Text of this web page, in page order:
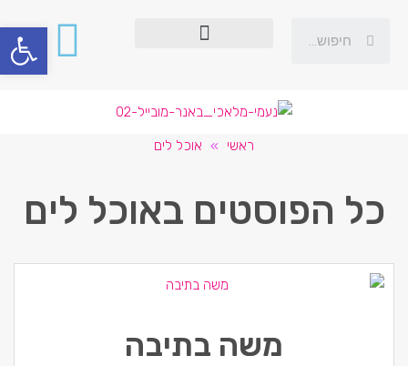
ראשי » אוכל לים
כל הפוסטים באוכל לים
משה בתיבה
פתח